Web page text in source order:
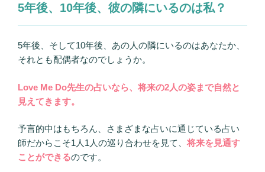
5年後、10年後、彼の隣にいるのは私？
5年後、そして10年後、あの人の隣にいるのはあなたか、
それとも配偶者なのでしょうか。
Love Me Do先生の占いなら、将来の2人の姿まで自然と
見えてきます。
予言的中はもちろん、さまざまな占いに通じている占い
師だからこそ1人1人の巡り合わせを見て、 将来を見通す
ことができるのです。